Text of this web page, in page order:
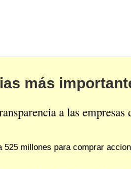
más
a las empresas
525 millones para comprar